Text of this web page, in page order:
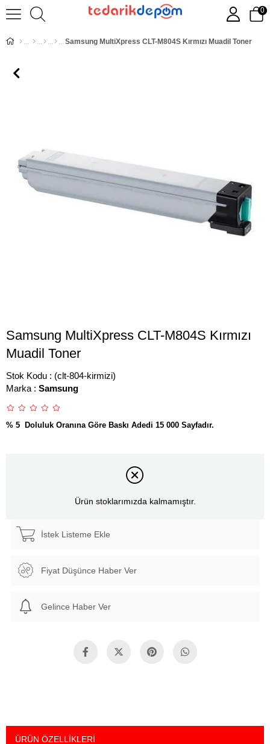
0
Samsung MultiXpress CLT-M804S Kırmızı Muadil Toner
Samsung MultiXpress CLT-M804S Kırmızı
Muadil Toner
Stok Kodu
(clt-804-kirmizi)
Marka : Samsung
% 5 Doluluk Oranına Göre Baskı Adedi 15 000 Sayfadır.
Ürün stoklarımızda kalmamıştır.
İstek Listeme Ekle
Fiyat Düşünce Haber Ver
Gelince Haber Ver
ÜRÜN ÖZELLIKLERI